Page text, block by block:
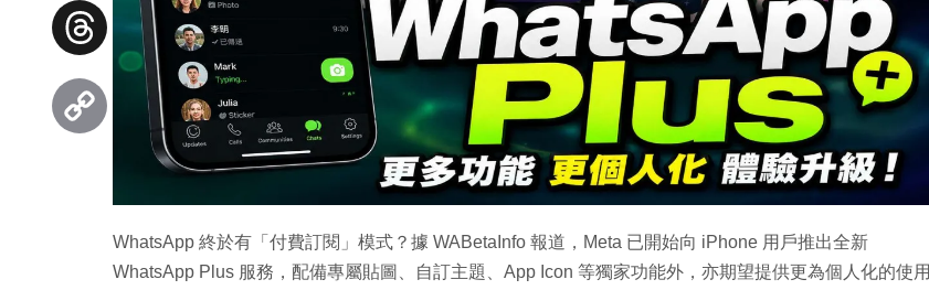
WhatsApp 終於有「付費訂閱」模式？據 WABetaInfo 報道，Meta 已開始向 iPhone 用戶推出全新
WhatsApp Plus 服務，配備專屬貼圖、自訂主題、App Icon 等獨家功能外，亦期望提供更為個人化的使用
Facebook
Threads
Link